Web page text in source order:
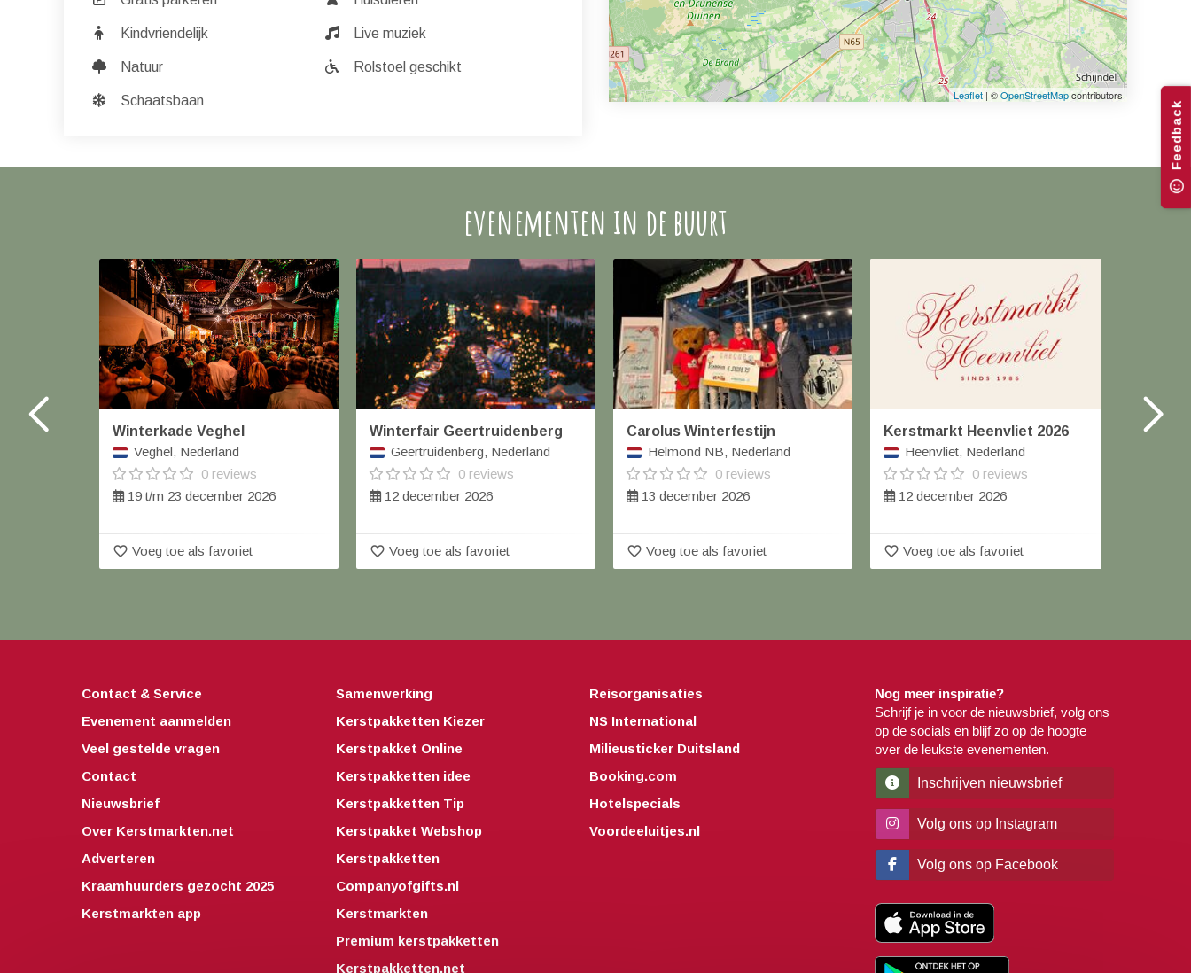
Kindvriendelijk Live muziek
Natuur Rolstoel geschikt
Schaatsbaan Leaflet | ©OpenStreetMapcontributors
evenementen in de buurt
Winterkade Veghel
Veghel, Nederland
0 reviews
19 t/m 23 december 2026
favorite_border Voeg toe als favoriet
Winterfair Geertruidenberg
Geertruidenberg, Nederland
0 reviews
12 december 2026
favorite_border Voeg toe als favoriet
Carolus Winterfestijn
Helmond NB, Nederland
0 reviews
13 december 2026
favorite_border Voeg toe als favoriet
Kerstmarkt Heenvliet 2026
Heenvliet, Nederland
0 reviews
12 december 2026
favorite_border Voeg toe als favoriet
Contact & Service
Evenement aanmelden
Veel gestelde vragen
Contact
Nieuwsbrief
Over Kerstmarkten.net
Adverteren
Kraamhuurders gezocht 2025
Kerstmarkten app
Samenwerking
Kerstpakketten Kiezer
Kerstpakket Online
Kerstpakketten idee
Kerstpakketten Tip
Kerstpakket Webshop
Kerstpakketten
Companyofgifts.nl
Kerstmarkten
Premium kerstpakketten
Kerstpakketten.net
Reisorganisaties
NS International
Milieusticker Duitsland
Booking.com
Hotelspecials
Voordeeluitjes.nl
Nog meer inspiratie?
Schrijf je in voor de nieuwsbrief, volg ons
op de socials en blijf zo op de hoogte
over de leukste evenementen.
Inschrijven nieuwsbrief
Volg ons op Instagram
Volg ons op Facebook
Feedback